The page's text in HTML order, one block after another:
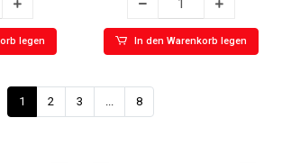
legen In den Warenkorb legen
1 2 3 ... 8